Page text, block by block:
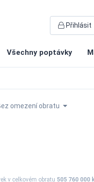
Přihlásit
Všechny poptávky
omezení obratu
v celkovém obratu 505 760 000